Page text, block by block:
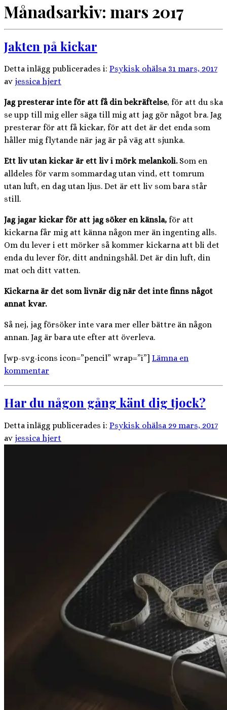
Månadsarkiv: mars 2017
Jakten på kickar
Detta inlägg publicerades i: Psykisk ohälsa 31 mars, 2017
av jessica hjert
Jag presterar inte för att få din bekräftelse, för att du ska
se upp till mig eller säga till mig att jag gör något bra. Jag
presterar för att få kickar, för att det är det enda som
håller mig flytande när jag är på väg att sjunka.
Ett liv utan kickar är ett liv i mörk melankoli.Som en
alldeles för varm sommardag utan vind, ett tomrum
utan luft, en dag utan ljus. Det är ett liv som bara står
still.
Jag jagar kickar för att jag söker en känsla, för att
kickarna får mig att känna någon mer än ingenting alls.
Om du lever i ett mörker så kommer kickarna att bli det
enda du lever för, ditt andningshål. Det är din luft, din
mat och ditt vatten.
Kickarna är det som livnär dig när det inte finns något
annat kvar.
Så nej, jag försöker inte vara mer eller bättre än någon
annan. Jag är bara ute efter att överleva.
[wp-svg-icons icon=”pencil” wrap=”i”] Lämna en
kommentar
Har du någon gång känt dig tjock?
Detta inlägg publicerades i: Psykisk ohälsa 29 mars, 2017
av jessica hjert